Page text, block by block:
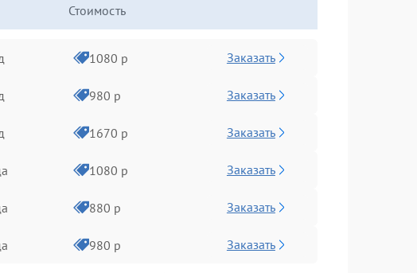
Стоимость
1080 р Заказать
980 р Заказать
1670 р Заказать
1080 р Заказать
880 р Заказать
980 р Заказать